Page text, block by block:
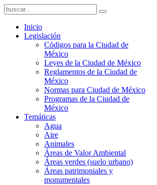
Inicio
Legislación
Códigos para la Ciudad de
México
Leyes de la Ciudad de México
Reglamentos de la Ciudad de
México
Normas para Ciudad de México
Programas de la Ciudad de
México
Temáticas
Agua
Aire
Animales
Áreas de Valor Ambiental
Áreas verdes (suelo urbano)
Áreas patrimoniales y
monumentales